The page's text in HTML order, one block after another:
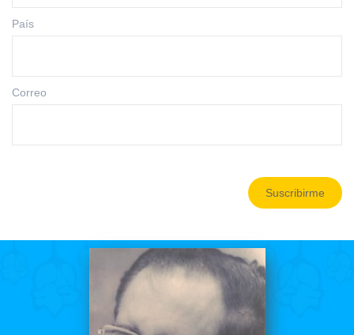
País
Correo
Suscribirme